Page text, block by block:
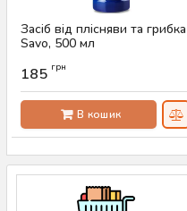
Засіб від плісняви та грибка
Savo, 500 мл
185 грн
В кошик